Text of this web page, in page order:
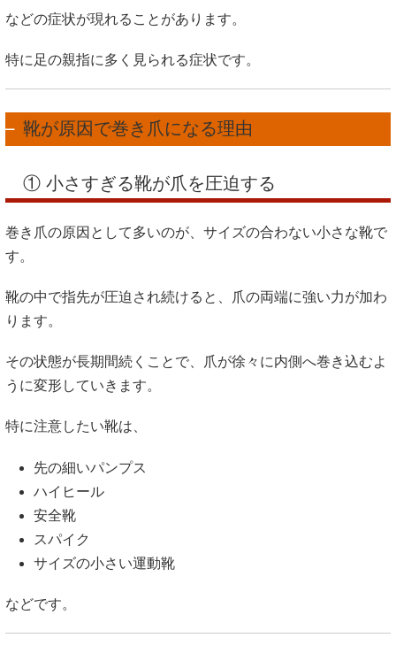
などの症状が現れることがあります。
特に足の親指に多く見られる症状です。
靴が原因で巻き爪になる理由
① 小さすぎる靴が爪を圧迫する
巻き爪の原因として多いのが、サイズの合わない小さな靴で
す。
靴の中で指先が圧迫され続けると、爪の両端に強い力が加わ
ります。
その状態が長期間続くことで、爪が徐々に内側へ巻き込むよ
うに変形していきます。
特に注意したい靴は、
先の細いパンプス
ハイヒール
安全靴
スパイク
サイズの小さい運動靴
などです。